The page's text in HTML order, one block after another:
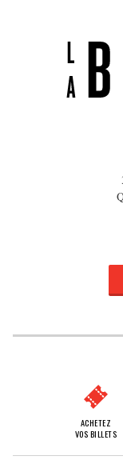
ACHETEZ
VOS BILLETS